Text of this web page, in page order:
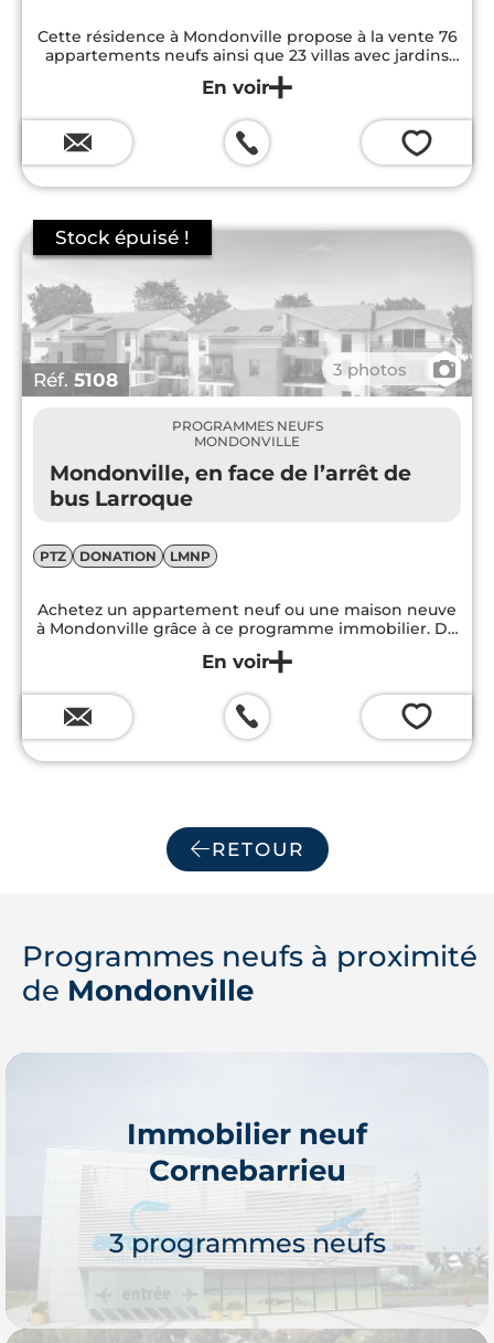
Cette résidence à Mondonville propose à la vente 76
appartements neufs ainsi que 23 villas avec jardins
privatifs et emplacement de stationnement.
💗
Réf. 5108 3 photos 📷
PROGRAMMES NEUFS
MONDONVILLE
Mondonville, en face de l’arrêt de
bus Larroque
PTZ DONATION LMNP
Achetez un appartement neuf ou une maison neuve
à Mondonville grâce à ce programme immobilier. Du
T2 au T4, tous ces logements assurent un confort de
vie idéal à leurs habitants...
💗
RETOUR
Programmes neufs à proximité
de Mondonville
Immobilier neuf
Cornebarrieu
3 programmes neufs